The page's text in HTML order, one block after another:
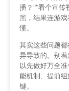
播？”“看个宣
黑，结果连游
懂。
其实这些问题
异导致的。别
以先做好万全
能机制、提前
键。